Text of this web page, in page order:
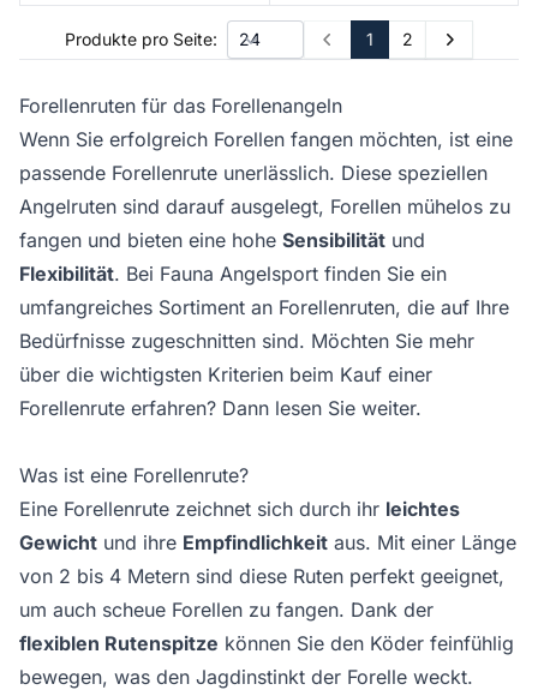
Produkte pro Seite: Prev 1 2 Next
Forellenruten für das Forellenangeln
Wenn Sie erfolgreich Forellen fangen möchten, ist eine
passende Forellenrute unerlässlich. Diese speziellen
Angelruten sind darauf ausgelegt, Forellen mühelos zu
fangen und bieten eine hohe Sensibilität und
Flexibilität. Bei Fauna Angelsport finden Sie ein
umfangreiches Sortiment an Forellenruten, die auf Ihre
Bedürfnisse zugeschnitten sind. Möchten Sie mehr
über die wichtigsten Kriterien beim Kauf einer
Forellenrute erfahren? Dann lesen Sie weiter.
Was ist eine Forellenrute?
Eine Forellenrute zeichnet sich durch ihr leichtes
Gewicht und ihre Empfindlichkeit aus. Mit einer Länge
von 2 bis 4 Metern sind diese Ruten perfekt geeignet,
um auch scheue Forellen zu fangen. Dank der
flexiblen Rutenspitze können Sie den Köder feinfühlig
bewegen, was den Jagdinstinkt der Forelle weckt.